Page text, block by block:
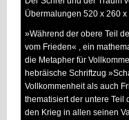
Übermalungen 520 x 260 x
»Während der obere Teil
vom Frieden« , ein
die Metapher für
hebräische Schriftzug
Vollkommenheit als auch
thematisiert der untere Teil
den Krieg in allen seinen